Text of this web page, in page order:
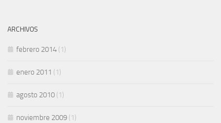
ARCHIVOS
febrero 2014 (1)
enero 2011 (1)
agosto 2010 (1)
noviembre 2009 (1)